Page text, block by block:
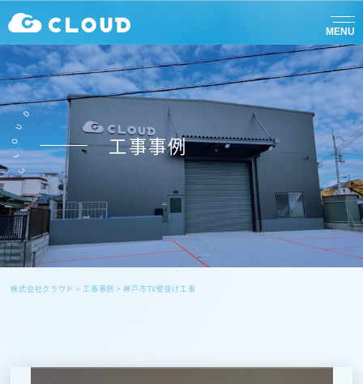
MENU
C
L
O
U
D
工事事例
株式会社クラウド >工事事例 >神戸市TV壁掛け工事